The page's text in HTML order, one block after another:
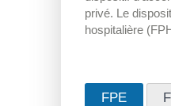
privé. Le
hospitalière
FPE